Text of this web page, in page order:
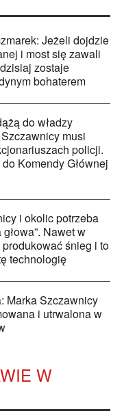
Jeżeli dojdzie
i most się zawali
zostaje
bohaterem
do władzy
musi
policji.
Komendy Głównej
i okolic potrzeba
Nawet w
śnieg i to
technologię
Marka Szczawnicy
i utrwalona w
W